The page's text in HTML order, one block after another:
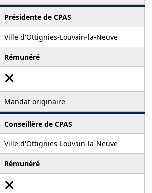
Présidente de CPAS
Ville d'Ottignies-Louvain-la-Neuve
Rémunéré
Mandat originaire
Conseillère de CPAS
Ville d'Ottignies-Louvain-la-Neuve
Rémunéré